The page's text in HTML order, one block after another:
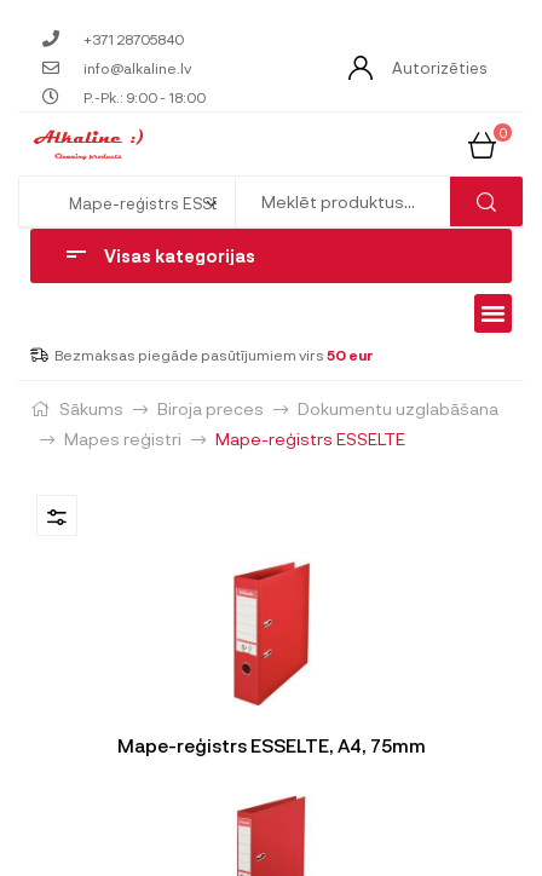
+371 28705840
info@alkaline.lv
P.-Pk.: 9:00 - 18:00
Autorizēties
0
Visas kategorijas
Bezmaksas piegāde pasūtījumiem virs 50 eur
Sākums Biroja preces
Dokumentu uzglabāšana
Mapes reģistri
Mape-reģistrs ESSELTE
Mape-reģistrs ESSELTE, A4, 75mm